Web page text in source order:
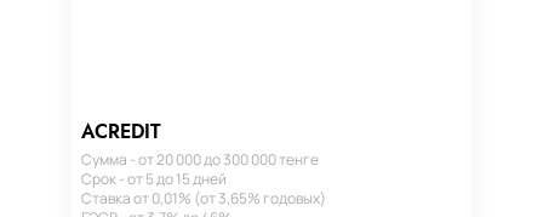
ACREDIT
Сумма - от 20 000 до 300 000 тенге
Срок - от 5 до 15 дней
Ставка от 0,01% (от 3,65% годовых)